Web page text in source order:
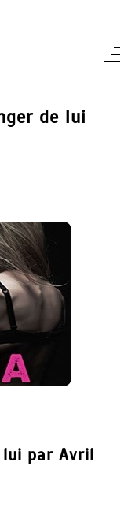
de lui
lui par Avril